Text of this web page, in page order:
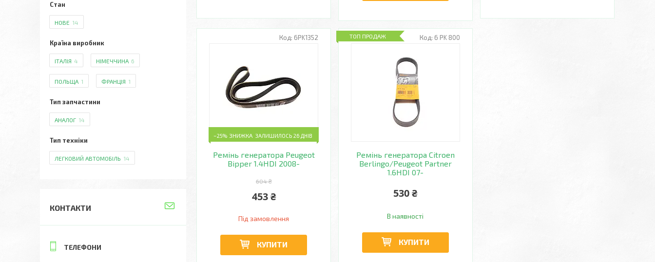
6PK1352
–25% ЗАЛИШИЛОСЬ 26 ДНІВ
Ремінь генератора Peugeot
Bipper 1.4HDI 2008-
604 ₴
453 ₴
Під замовлення
КУПИТИ
6 PK 800
ТОП ПРОДАЖ
Ремінь генератора Citroen
Berlingo/Peugeot Partner
1.6HDI 07-
530 ₴
В наявності
КУПИТИ
Стан
НОВЕ 14
Країна виробник
ІТАЛІЯ 4 НІМЕЧЧИНА 6
ПОЛЬЩА 1 ФРАНЦІЯ 1
Тип запчастини
АНАЛОГ 14
Тип техніки
ЛЕГКОВИЙ АВТОМОБІЛЬ 14
КОНТАКТИ